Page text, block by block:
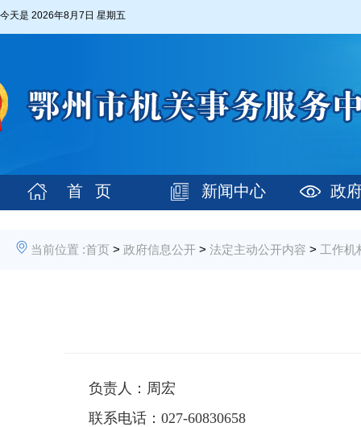
今天是 2026年8月7日 星期五
首 页 新闻中心 政
当前位置 :首页 > 政府信息公开 > 法定主动公开内容 > 工作机
负责人：周宏
联系电话：027-60830658